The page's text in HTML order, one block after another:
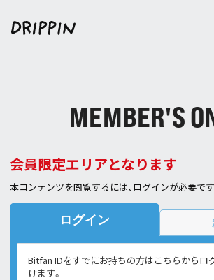
MEMBER'S
会員限定エリアとなります
本コンテンツを閲覧するには、ログインが必要です
ログイン
Bitfan IDをすでにお持ちの方はこちらからロ
けます。